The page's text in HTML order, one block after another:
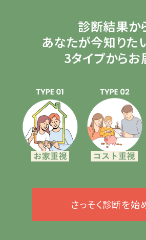
診断結果か
あなたが今知りた
3タイプからお
さっそく診断を始